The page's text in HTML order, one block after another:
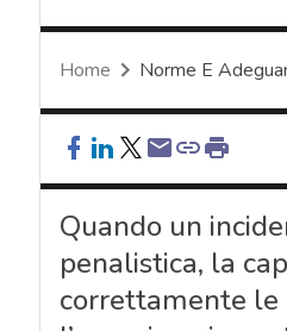
Home Norme E
Quando un
penalistica, la
correttamente le